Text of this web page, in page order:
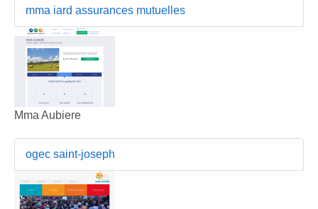
mma iard assurances mutuelles
Mma Aubiere
ogec saint-joseph